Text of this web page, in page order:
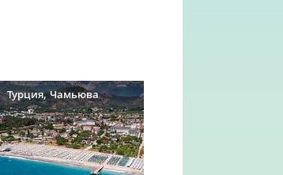
Турция,Чамьюва